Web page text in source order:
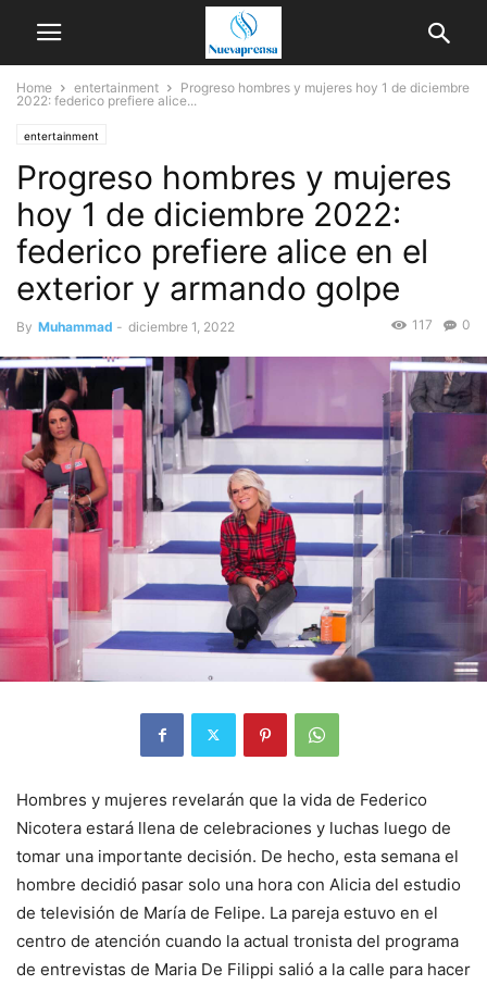
Home entertainment
Progreso hombres y mujeres hoy 1 de diciembre
2022: federico prefiere alice...
entertainment
Progreso hombres y mujeres
hoy 1 de diciembre 2022:
federico prefiere alice en el
exterior y armando golpe
By Muhammad - diciembre 1, 2022 0
117
Hombres y mujeres revelarán que la vida de Federico
Nicotera estará llena de celebraciones y luchas luego de
tomar una importante decisión. De hecho, esta semana el
hombre decidió pasar solo una hora con Alicia del estudio
de televisión de María de Felipe. La pareja estuvo en el
centro de atención cuando la actual tronista del programa
de entrevistas de Maria De Filippi salió a la calle para hacer